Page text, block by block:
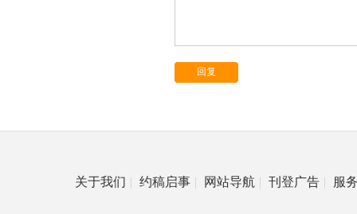
回复
关于我们 | 约稿启事 | 网站导航 | 刊登广告 | 服